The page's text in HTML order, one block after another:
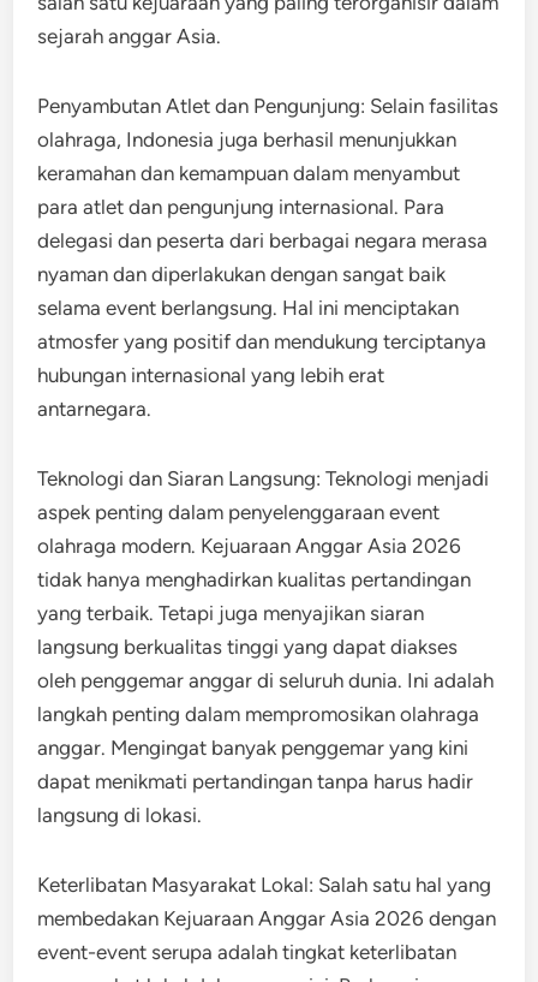
sejarah anggar Asia.
Penyambutan Atlet dan Pengunjung: Selain fasilitas
olahraga, Indonesia juga berhasil menunjukkan
keramahan dan kemampuan dalam menyambut
para atlet dan pengunjung internasional. Para
delegasi dan peserta dari berbagai negara merasa
nyaman dan diperlakukan dengan sangat baik
selama event berlangsung. Hal ini menciptakan
atmosfer yang positif dan mendukung terciptanya
hubungan internasional yang lebih erat
antarnegara.
Teknologi dan Siaran Langsung: Teknologi menjadi
aspek penting dalam penyelenggaraan event
olahraga modern. Kejuaraan Anggar Asia 2026
tidak hanya menghadirkan kualitas pertandingan
yang terbaik. Tetapi juga menyajikan siaran
langsung berkualitas tinggi yang dapat diakses
oleh penggemar anggar di seluruh dunia. Ini adalah
langkah penting dalam mempromosikan olahraga
anggar. Mengingat banyak penggemar yang kini
dapat menikmati pertandingan tanpa harus hadir
langsung di lokasi.
Keterlibatan Masyarakat Lokal: Salah satu hal yang
membedakan Kejuaraan Anggar Asia 2026 dengan
event-event serupa adalah tingkat keterlibatan